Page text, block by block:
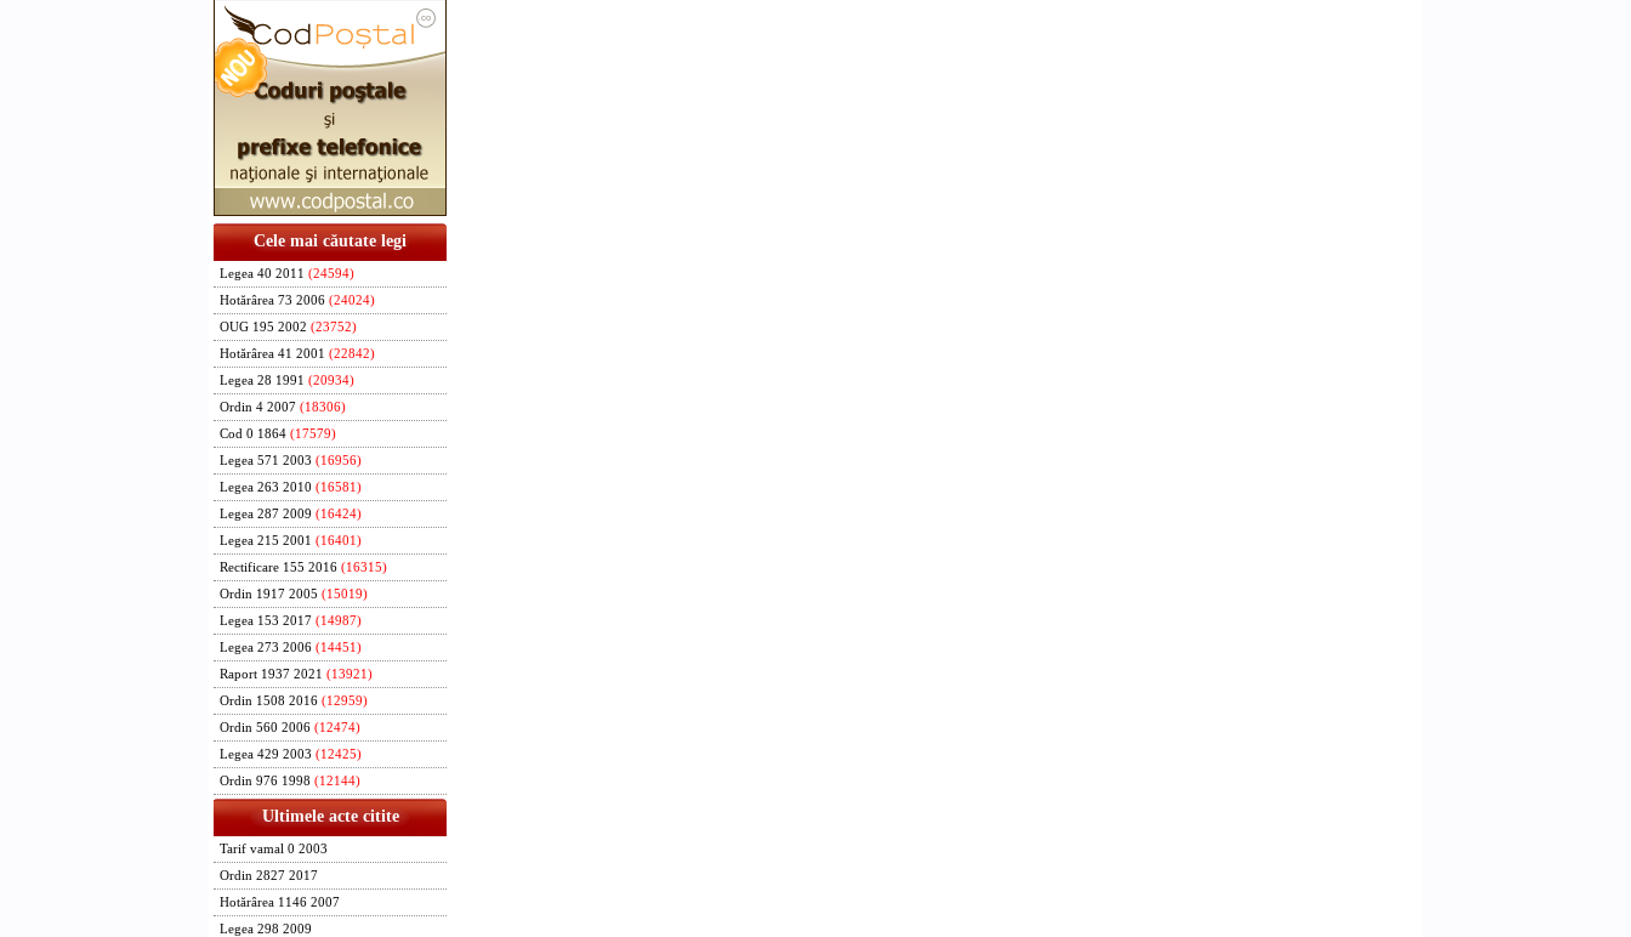
Cele mai căutate legi
Legea 40 2011 (24594)
Hotărârea 73 2006 (24024)
OUG 195 2002 (23752)
Hotărârea 41 2001 (22842)
Legea 28 1991 (20934)
Ordin 4 2007 (18306)
Cod 0 1864 (17579)
Legea 571 2003 (16956)
Legea 263 2010 (16581)
Legea 287 2009 (16424)
Legea 215 2001 (16401)
Rectificare 155 2016 (16315)
Ordin 1917 2005 (15019)
Legea 153 2017 (14987)
Legea 273 2006 (14451)
Raport 1937 2021 (13921)
Ordin 1508 2016 (12959)
Ordin 560 2006 (12474)
Legea 429 2003 (12425)
Ordin 976 1998 (12144)
Ultimele acte citite
Tarif vamal 0 2003
Ordin 2827 2017
Hotărârea 1146 2007
Legea 298 2009